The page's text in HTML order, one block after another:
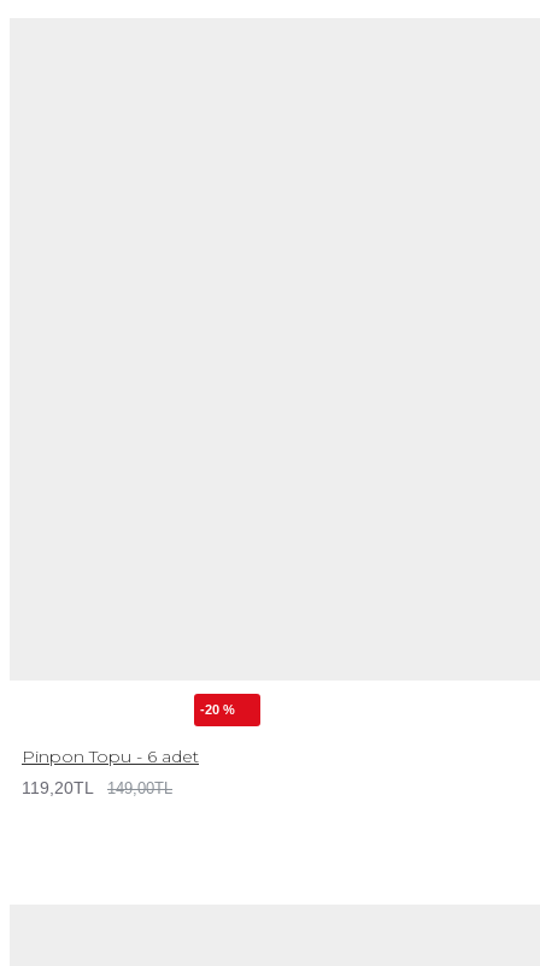
-20 %
Pinpon Topu - 6 adet
119,20TL 149,00TL